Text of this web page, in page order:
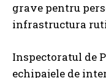
grave pentru
infrastructura
Inspectoratul de
echipajele de